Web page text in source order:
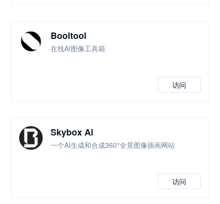
Booltool
在线AI图像工具箱
访问
Skybox Al
一个AI生成和合成360°全景图像插画网站
访问